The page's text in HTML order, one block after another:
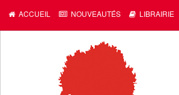
ACCUEIL NOUVEAUTÉS LIBRAIRIE